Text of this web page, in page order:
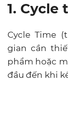
1. Cycle
Cycle Time
gian cần
phẩm hoặc
đầu đến khi